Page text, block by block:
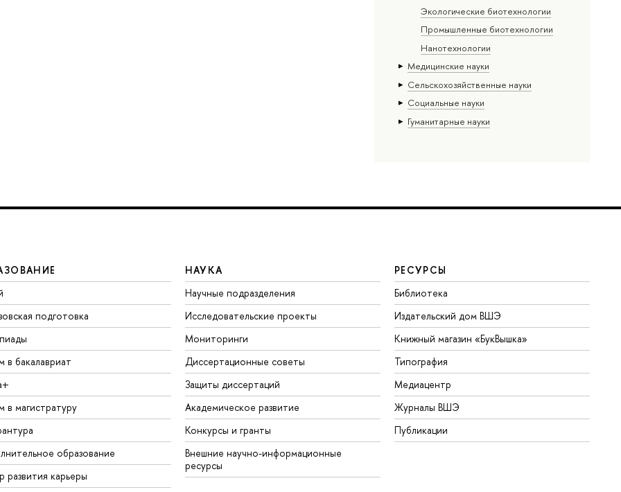
Экологические биотехнологии
Промышленные биотехнологии
Нанотехнологии
Медицинские науки
Сельскохозяйственные науки
Социальные науки
Гуманитарные науки
подготовка
в бакалавриат
в магистратуру
образование
развития карьеры
НАУКА
Научные подразделения
Исследовательские проекты
Мониторинги
Диссертационные советы
Защиты диссертаций
Академическое развитие
Конкурсы и гранты
Внешние научно-информационные
ресурсы
РЕСУРСЫ
Библиотека
Издательский дом ВШЭ
Книжный магазин «БукВышка»
Типография
Медиацентр
Журналы ВШЭ
Публикации